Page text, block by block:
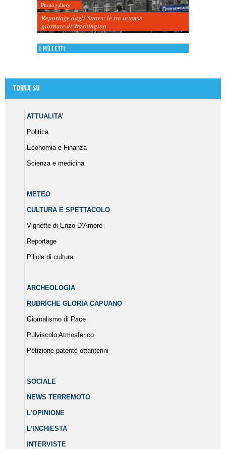
Photogallery
Reportage dagli States: le tre intense
giornate di Washington
I più letti
Torna su
ATTUALITA’
Politica
Economia e Finanza
Scienza e medicina
METEO
CULTURA E SPETTACOLO
Vignette di Enzo D’Amore
Reportage
Pillole di cultura
ARCHEOLOGIA
RUBRICHE GLORIA CAPUANO
Giornalismo di Pace
Pulviscolo Atmosferico
Petizione patente ottantenni
SOCIALE
NEWS TERREMOTO
L’OPINIONE
L’INCHIESTA
INTERVISTE